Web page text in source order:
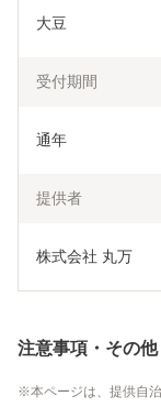
大豆
受付期間
通年
提供者
株式会社 丸万
注意事項・その他
本ページは、提供自